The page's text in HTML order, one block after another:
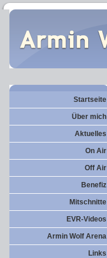
Startseite
Über mich
Aktuelles
On Air
Off Air
Benefiz
Mitschnitte
EVR-Videos
Armin Wolf Arena
Links